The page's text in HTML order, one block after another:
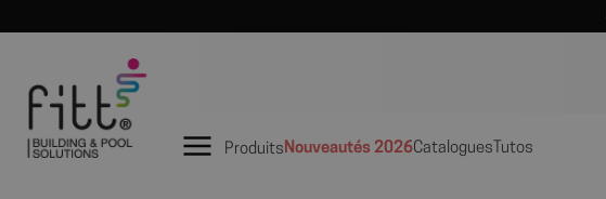
Produits Nouveautés 2026Catalogues Tutos